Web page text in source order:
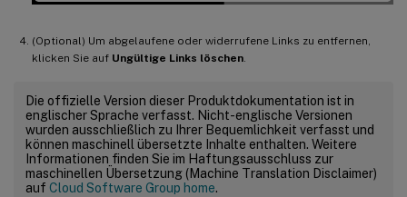
(Optional) Um abgelaufene oder widerrufene Links zu entfernen,
klicken Sie auf Ungültige Links löschen.
Die offizielle Version dieser Produktdokumentation ist in
englischer Sprache verfasst. Nicht-englische Versionen
wurden ausschließlich zu Ihrer Bequemlichkeit verfasst und
können maschinell übersetzte Inhalte enthalten. Weitere
Informationen finden Sie im Haftungsausschluss zur
maschinellen Übersetzung (Machine Translation Disclaimer)
auf Cloud Software Group home.